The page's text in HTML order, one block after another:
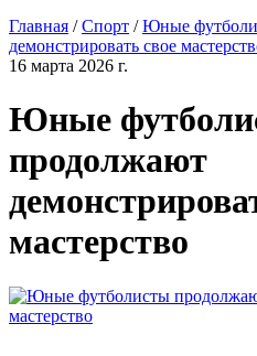
Главная /Спорт /Юные
демонстрировать свое
16 марта 2026 г.
Юные
продолжают
мастерство